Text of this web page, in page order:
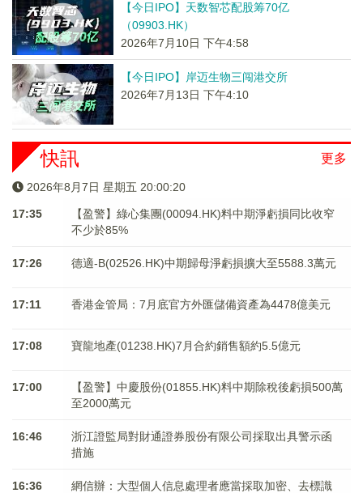
【今日IPO】天数智芯配股筹70亿
（09903.HK）
2026年7月10日 下午4:58
【今日IPO】岸迈生物三闯港交所
2026年7月13日 下午4:10
更多
快訊
2026年8月7日 星期五 20:00:20
17:35
【盈警】綠心集團(00094.HK)料中期淨虧損同比收窄
不少於85%
17:26 德適-B(02526.HK)中期歸母淨虧損擴大至5588.3萬元
17:11 香港金管局：7月底官方外匯儲備資產為4478億美元
17:08 寶龍地產(01238.HK)7月合約銷售額約5.5億元
17:00
【盈警】中慶股份(01855.HK)料中期除稅後虧損500萬
至2000萬元
16:46
浙江證監局對財通證券股份有限公司採取出具警示函
措施
16:36
網信辦：大型個人信息處理者應當採取加密、去標識